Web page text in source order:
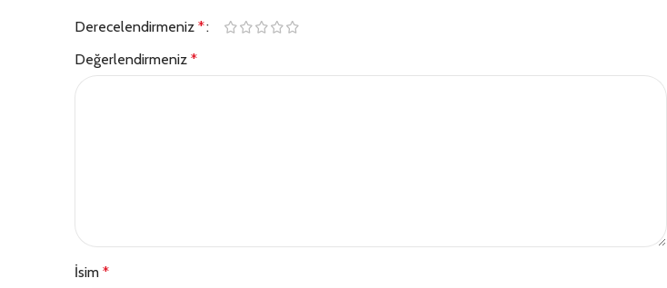
Derecelendirmeniz *
Değerlendirmeniz *
İsim *